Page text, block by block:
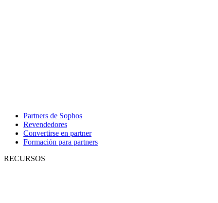
Partners de Sophos
Revendedores
Convertirse en partner
Formación para partners
RECURSOS